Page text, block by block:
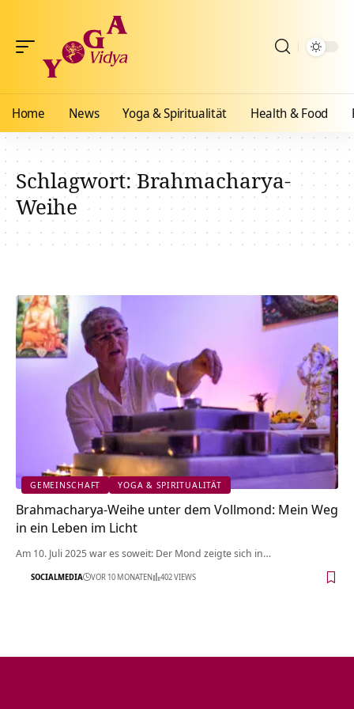
Home News Yoga & Spiritualität Health & Food
Schlagwort:Brahmacharya-
Weihe
GEMEINSCHAFT YOGA & SPIRITUALITÄT
Brahmacharya-Weihe unter dem Vollmond: Mein Weg
in ein Leben im Licht
Am 10. Juli 2025 war es soweit: Der Mond zeigte sich in…
SOCIALMEDIA VOR 10 MONATEN 402 VIEWS